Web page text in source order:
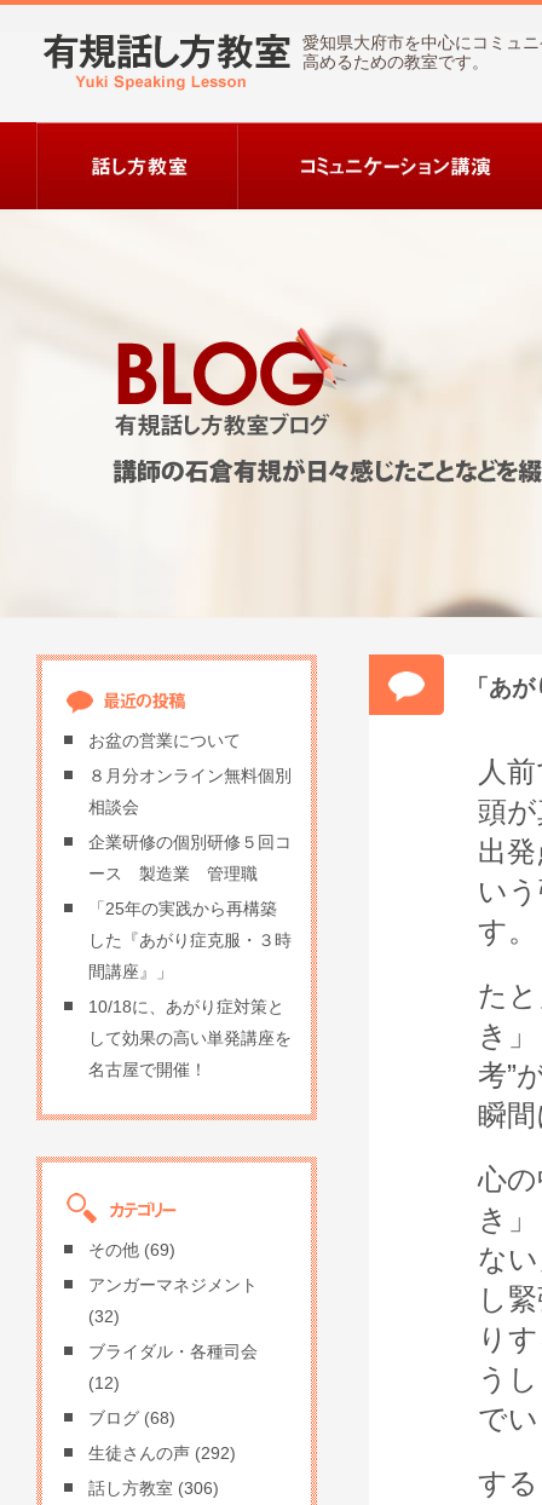
愛知県大府市を中心にコミュ
高めるための教室です。
「あ
人
頭
出
い
す。
た
き
考”
瞬
心
き
な
し
り
う
で
す
お盆の営業について
８月分オンライン無料個別
相談会
企業研修の個別研修５回コ
ース 製造業 管理職
「25年の実践から再構築
した『あがり症克服・３時
間講座』」
10/18に、あがり症対策と
して効果の高い単発講座を
名古屋で開催！
その他 (69)
アンガーマネジメント
(32)
ブライダル・各種司会
(12)
ブログ (68)
生徒さんの声 (292)
話し方教室 (306)